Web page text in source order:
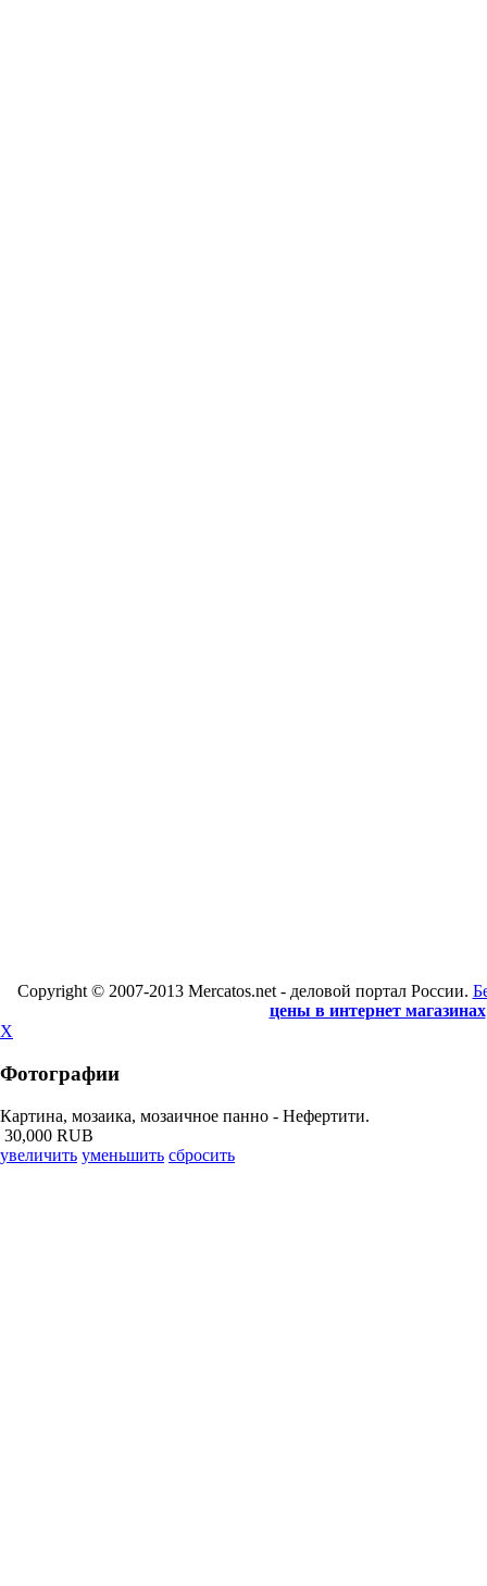
Copyright © 2007-2013 Mercatos.net - деловой портал России.
цены в интернет магазинах
X
Фотографии
Картина, мозаика, мозаичное панно - Нефертити.
30,000 RUB
увеличить уменьшить сбросить